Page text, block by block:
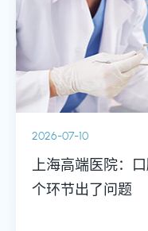
2026-07-10
上海高端医院：
个环节出了问题